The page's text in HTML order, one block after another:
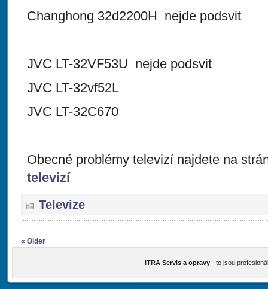
Changhong 32d2200H nejde podsvit
JVC LT-32VF53U nejde podsvit
JVC LT-32vf52L
JVC LT-32C670
Obecné problémy televizí najdete na
televizí
Televize
« Older
ITRA Servis a opravy- to jsou